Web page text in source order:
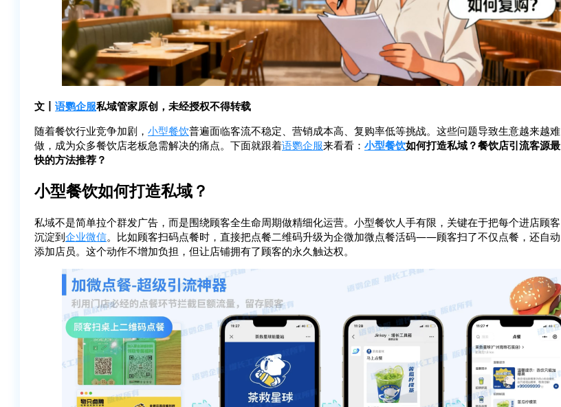
文丨 语鹦企服私域管家原创，未经授权不得转载
随着餐饮行业竞争加剧， 小型餐饮普遍面临客流不稳定、营销成本高、复购率低等挑战。这些问题导致生意越来越难
做，成为众多餐饮店老板急需解决的痛点。下面就跟着语鹦企服来看看： 小型餐饮如何打造私域？餐饮店引流客源最
快的方法推荐？
小型餐饮如何打造私域？
私域不是简单拉个群发广告，而是围绕顾客全生命周期做精细化运营。小型餐饮人手有限，关键在于把每个进店顾客
沉淀到企业微信。比如顾客扫码点餐时，直接把点餐二维码升级为企微加微点餐活码——顾客扫了不仅点餐，还自动
添加店员。这个动作不增加负担，但让店铺拥有了顾客的永久触达权。